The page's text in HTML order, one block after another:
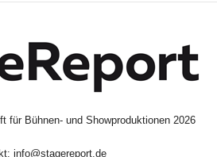
für Bühnen- und Showproduktionen 2026
info@stagereport.de